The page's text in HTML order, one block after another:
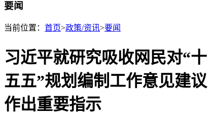
要闻
当前位置： 首页>政策/资讯>要闻
习近平就研究吸收网民对“十
五五”规划编制工作意见建议
作出重要指示